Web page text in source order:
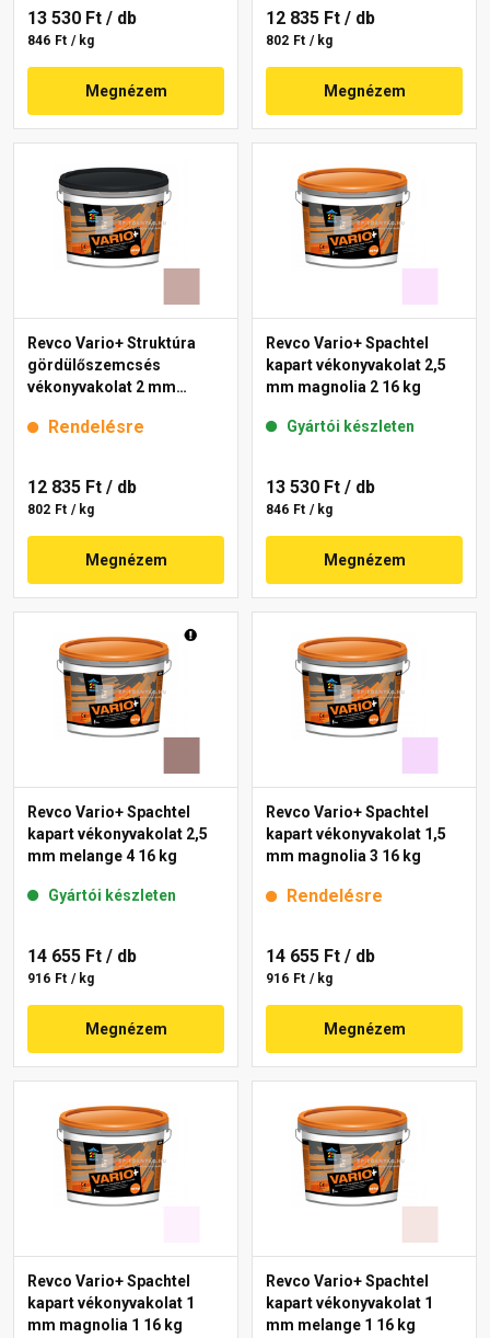
13 530 Ft / db
846 Ft / kg
Megnézem
12 835 Ft / db
802 Ft / kg
Megnézem
Revco Vario+ Struktúra
gördülőszemcsés
vékonyvakolat 2 mm
Rendelésre
12 835 Ft / db
802 Ft / kg
Megnézem
Revco Vario+ Spachtel
kapart vékonyvakolat 2,5
mm magnolia 2 16 kg
Gyártói készleten
13 530 Ft / db
846 Ft / kg
Megnézem
Revco Vario+ Spachtel
kapart vékonyvakolat 2,5
mm melange 4 16 kg
Gyártói készleten
14 655 Ft / db
916 Ft / kg
Megnézem
Revco Vario+ Spachtel
kapart vékonyvakolat 1,5
mm magnolia 3 16 kg
Rendelésre
14 655 Ft / db
916 Ft / kg
Megnézem
Revco Vario+ Spachtel
kapart vékonyvakolat 1
mm magnolia 1 16 kg
Revco Vario+ Spachtel
kapart vékonyvakolat 1
mm melange 1 16 kg